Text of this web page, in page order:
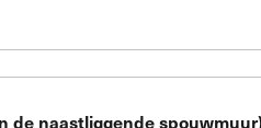
de naastliggende